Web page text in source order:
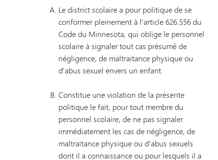
Le district scolaire a pour politique de se
conformer pleinement à l'article 626.556 du
Code du Minnesota, qui oblige le personnel
scolaire à signaler tout cas présumé de
négligence, de maltraitance physique ou
d'abus sexuel envers un enfant.
Constitue une violation de la présente
politique le fait, pour tout membre du
personnel scolaire, de ne pas signaler
immédiatement les cas de négligence, de
maltraitance physique ou d'abus sexuels
dont il a connaissance ou pour lesquels il a